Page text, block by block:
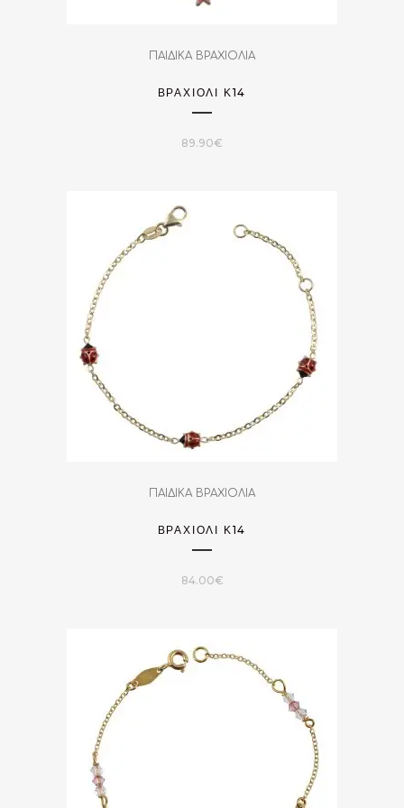
ΠΑΙΔΙΚΑ ΒΡΑΧΙΟΛΙΑ
ΒΡΑΧΙΌΛΙ Κ14
89.90€
ΠΑΙΔΙΚΑ ΒΡΑΧΙΟΛΙΑ
ΒΡΑΧΙΌΛΙ Κ14
84.00€